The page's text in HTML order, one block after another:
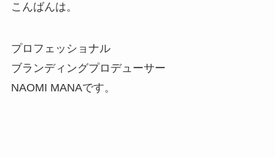
こんばんは。
プロフェッショナル
ブランディングプロデューサー
NAOMI MANAです。